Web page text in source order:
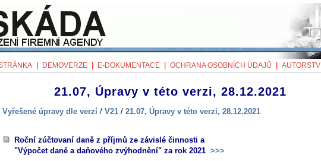
DEMOVERZE E-DOKUMENTACE OCHRANA OSOBNÍCH ÚDAJŮ AUTORSTVÍ
21.07, Úpravy v této verzi, 28.12.2021
Vyřešené úpravy dle verzí / V21 / 21.07, Úpravy v této verzi, 28.12.2021
Roční zúčtovaní daně z příjmů ze závislé činnosti a
"Výpočet daně a daňového zvýhodnění" za rok 2021 >>>